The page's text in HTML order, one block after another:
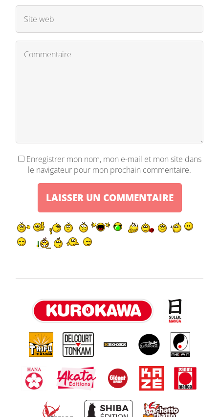
Enregistrer mon nom, mon e-mail et mon site dans
le navigateur pour mon prochain commentaire.